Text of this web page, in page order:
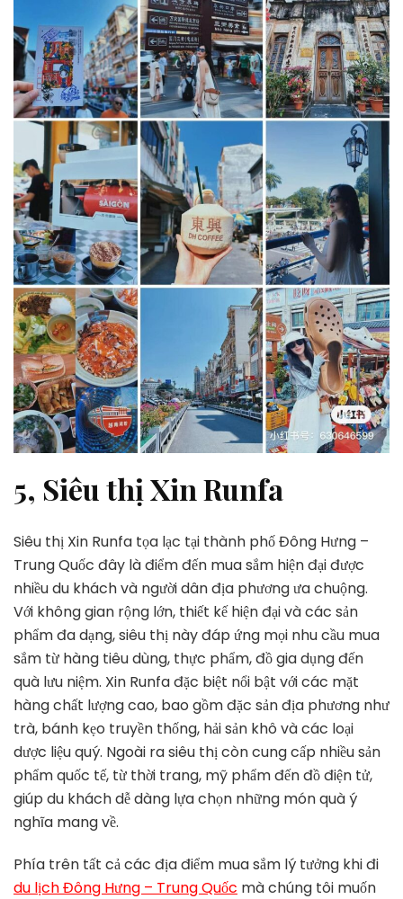
5, Siêu thị Xin Runfa
Siêu thị Xin Runfa tọa lạc tại thành phố Đông Hưng –
Trung Quốc đây là điểm đến mua sắm hiện đại được
nhiều du khách và người dân địa phương ưa chuộng.
Với không gian rộng lớn, thiết kế hiện đại và các sản
phẩm đa dạng, siêu thị này đáp ứng mọi nhu cầu mua
sắm từ hàng tiêu dùng, thực phẩm, đồ gia dụng đến
quà lưu niệm. Xin Runfa đặc biệt nổi bật với các mặt
hàng chất lượng cao, bao gồm đặc sản địa phương như
trà, bánh kẹo truyền thống, hải sản khô và các loại
dược liệu quý. Ngoài ra siêu thị còn cung cấp nhiều sản
phẩm quốc tế, từ thời trang, mỹ phẩm đến đồ điện tử,
giúp du khách dễ dàng lựa chọn những món quà ý
nghĩa mang về.
Phía trên tất cả các địa điểm mua sắm lý tưởng khi đi
du lịch Đông Hưng – Trung Quốc mà chúng tôi muốn